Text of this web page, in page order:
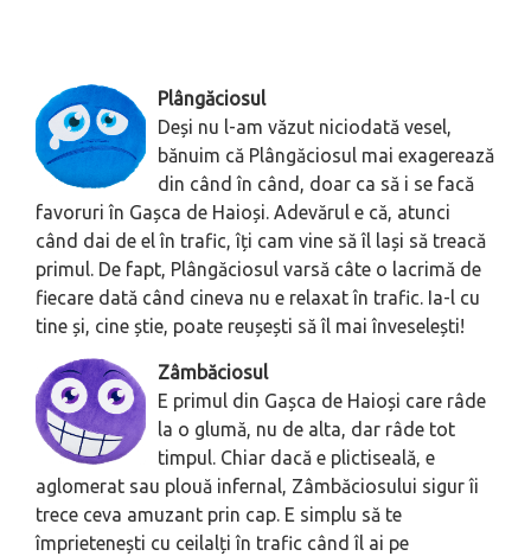
Plângăciosul
Deși nu l-am văzut niciodată vesel,
bănuim că Plângăciosul mai exagerează
din când în când, doar ca să i se facă
favoruri în Gașca de Haioși. Adevărul e că, atunci
când dai de el în trafic, îți cam vine să îl lași să treacă
primul. De fapt, Plângăciosul varsă câte o lacrimă de
fiecare dată când cineva nu e relaxat în trafic. Ia-l cu
tine și, cine știe, poate reușești să îl mai înveselești!
Zâmbăciosul
E primul din Gașca de Haioși care râde
la o glumă, nu de alta, dar râde tot
timpul. Chiar dacă e plictiseală, e
aglomerat sau plouă infernal, Zâmbăciosului sigur îi
trece ceva amuzant prin cap. E simplu să te
împrietenești cu ceilalți în trafic când îl ai pe